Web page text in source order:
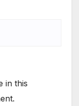
in this